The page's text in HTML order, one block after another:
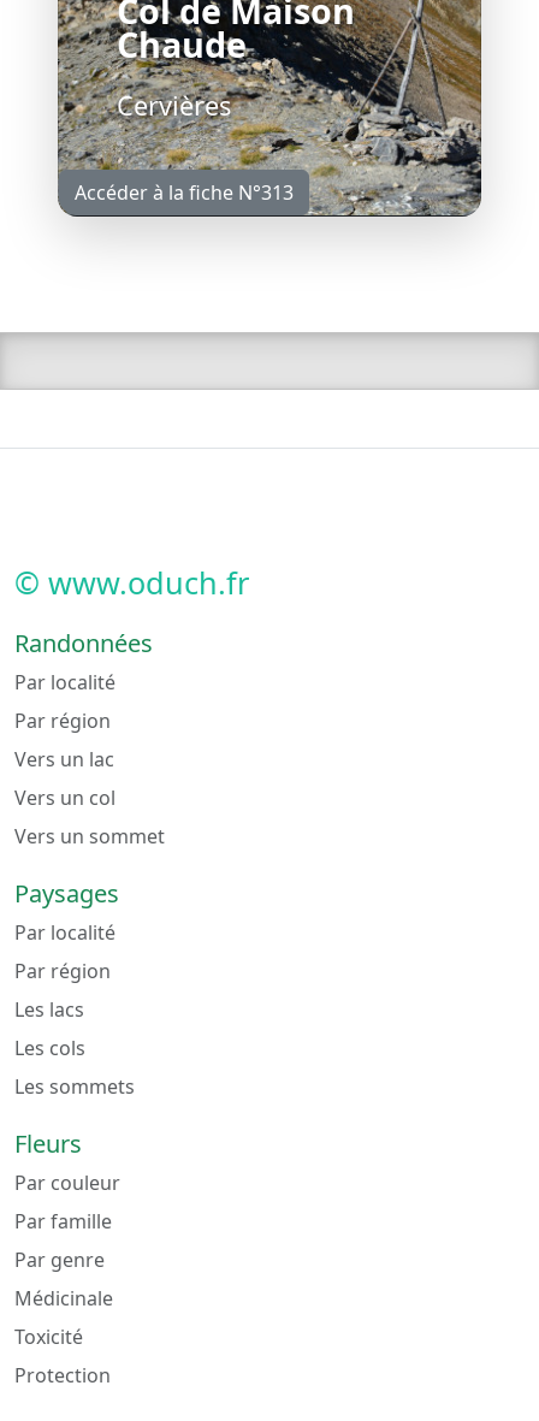
Col de Maison
Chaude
Cervières
Accéder à la fiche N°313
© www.oduch.fr
Randonnées
Par localité
Par région
Vers un lac
Vers un col
Vers un sommet
Paysages
Par localité
Par région
Les lacs
Les cols
Les sommets
Fleurs
Par couleur
Par famille
Par genre
Médicinale
Toxicité
Protection